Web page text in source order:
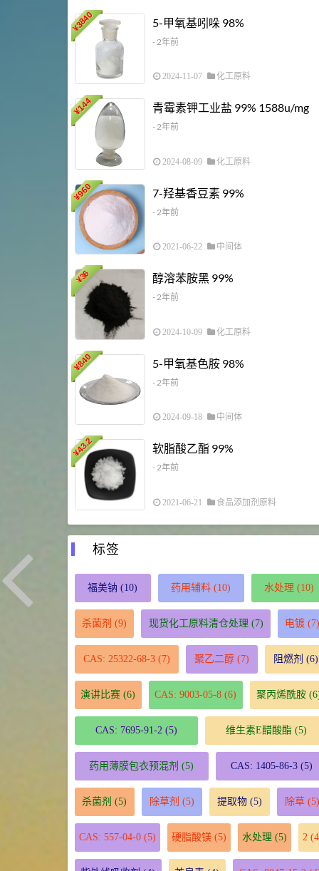
¥
3840 5-甲氧基吲哚 98%
- 2年前
2024-11-07 化工原料
¥
144 青霉素钾工业盐 99% 1588u/mg
- 2年前
2024-08-09 化工原料
¥
960 7-羟基香豆素 99%
- 2年前
2021-06-22 中间体
¥
36 醇溶苯胺黑 99%
- 2年前
2024-10-09 化工原料
¥
840 5-甲氧基色胺 98%
- 2年前
2024-09-18 中间体
¥
43.2 软脂酸乙酯 99%
- 2年前
2021-06-21 食品添加剂原料
标签
福美钠 (10) 药用辅料 (10) 水处理 (10)
杀菌剂 (9) 现货化工原料清仓处理 (7) 电镀
CAS: 25322-68-3(7) 聚乙二醇(7) 阻燃剂 (6)
演讲比赛 (6) CAS: 9003-05-8 (6) 聚丙烯酰胺
CAS: 7695-91-2 (5) 维生素E醋酸酯(5)
药用薄膜包衣预混剂 (5) CAS: 1405-86-3(5)
杀菌剂 (5) 除草剂 (5) 提取物(5) 除草(5)
CAS: 557-04-0(5) 硬脂酸镁(5) 水处理 (5) 2